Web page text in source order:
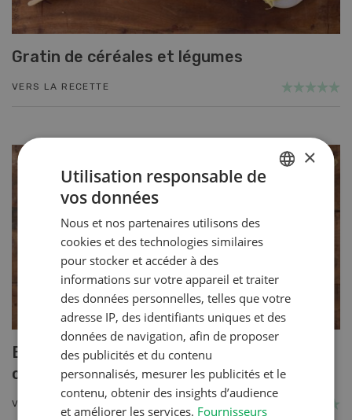
Gratin de céréales et légumes
VERS LA RECETTE
Blancs de poulet sauce épinards à la
crème
VERS LA RECETTE
×
Utilisation responsable de
vos données
Nous et nos partenaires utilisons des
cookies et des technologies similaires
pour stocker et accéder à des
informations sur votre appareil et traiter
des données personnelles, telles que votre
adresse IP, des identifiants uniques et des
données de navigation, afin de proposer
des publicités et du contenu
personnalisés, mesurer les publicités et le
contenu, obtenir des insights d’audience
et améliorer les services. Fournisseurs